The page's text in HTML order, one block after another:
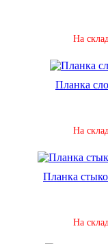
На
Планка
На
Планка
На